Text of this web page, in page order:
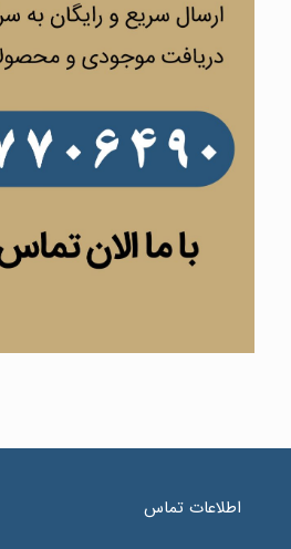
اطلاعات تماس